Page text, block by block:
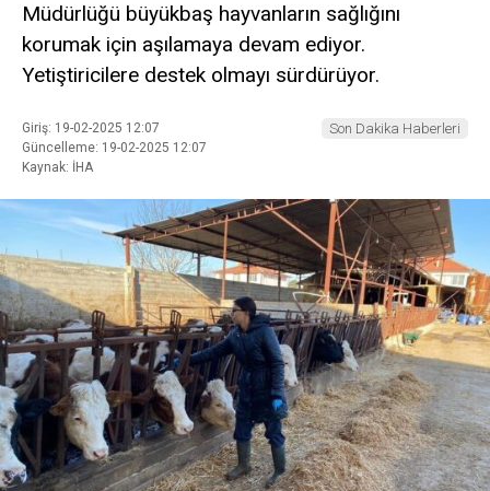
Müdürlüğü büyükbaş hayvanların sağlığını
korumak için aşılamaya devam ediyor.
Yetiştiricilere destek olmayı sürdürüyor.
Giriş: 19-02-2025 12:07
Güncelleme: 19-02-2025 12:07
Kaynak: İHA
Son Dakika Haberleri